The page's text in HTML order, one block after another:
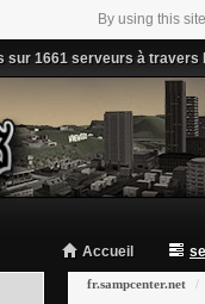
By using this
sur 1661 serveurs à travers
Accueil
fr.sampcenter.net